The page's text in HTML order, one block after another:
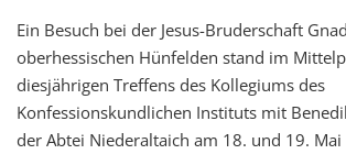
Ein Besuch bei der Jesus-Bruderschaft
oberhessischen Hünfelden stand im
diesjährigen Treffens des Kollegiums des
Konfessionskundlichen Instituts mit
der Abtei Niederaltaich am 18. und 19.